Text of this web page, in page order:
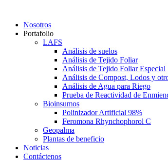
contenidoNosotros
Portafolio
LAFS
Análisis de suelos
Análisis de Tejido Foliar
Análisis de Tejido Foliar Especial
Análisis de Compost, Lodos y
Análisis de Agua para Riego
Prueba de Reactividad de
Bioinsumos
Polinizador Artificial 98%
Feromona Rhynchophorol C
Geopalma
Plantas de beneficio
Noticias
Contáctenos